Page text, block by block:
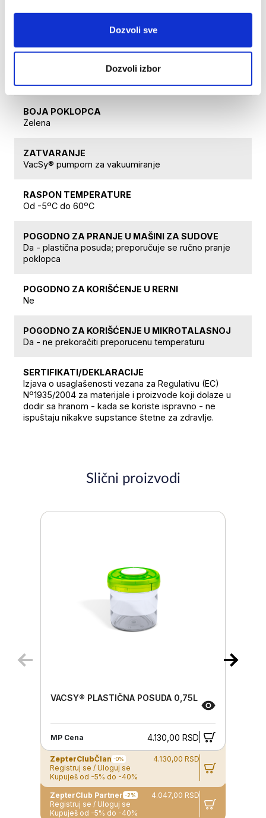
Dozvoli sve
Dozvoli izbor
Polikarbonska posuda, poklopac sa zaptivkom
Poklopac od polikarbonata, silikonske zaptivke,
BOJA POKLOPCA
Zelena
ZATVARANJE
VacSy® pumpom za vakuumiranje
RASPON TEMPERATURE
Od -5ºC do 60ºC
POGODNO ZA PRANJE U MAŠINI ZA SUDOVE
Da - plastična posuda; preporučuje se ručno pranje
poklopca
POGODNO ZA KORIŠĆENJE U RERNI
Ne
POGODNO ZA KORIŠĆENJE U MIKROTALASNOJ
Da - ne prekoračiti preporucenu temperaturu
SERTIFIKATI/DEKLARACIJE
Izjava o usaglašenosti vezana za Regulativu (EC)
Nº1935/2004 za materijale i proizvode koji dolaze u
dodir sa hranom - kada se koriste ispravno - ne
ispuštaju nikakve supstance štetne za zdravlje.
Slični proizvodi
VACSY® PLASTIČNA POSUDA 0,75L
MP Cena 4.130,00 RSD
ZepterClubČlan -0%
4.130,00 RSD
Registruj se / Uloguj se
Kupuješ od -5% do -40%
ZepterClub Partner -2%
4.047,00 RSD
Registruj se / Uloguj se
Kupuješ od -5% do -40%